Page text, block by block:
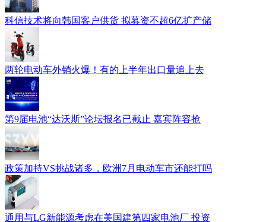
科信技术将向韩国客户供货 拟募资不超6亿扩产储
两轮电动车外销火爆！有的上半年出口量追上去
第9届电池“达沃斯”论坛报名已截止 嘉宾阵容抢
政策加持VS挑战诸多，欧洲7月电动车市还能打吗
通用与LG新能源考虑在美国建第四家电池厂 投资